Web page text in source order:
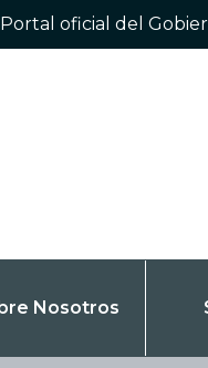
Portal oficial del
Nosotros